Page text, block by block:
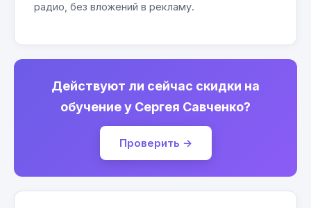
радио, без вложений в рекламу.
Действуют ли сейчас скидки на
обучение у Сергея Савченко?
Проверить →